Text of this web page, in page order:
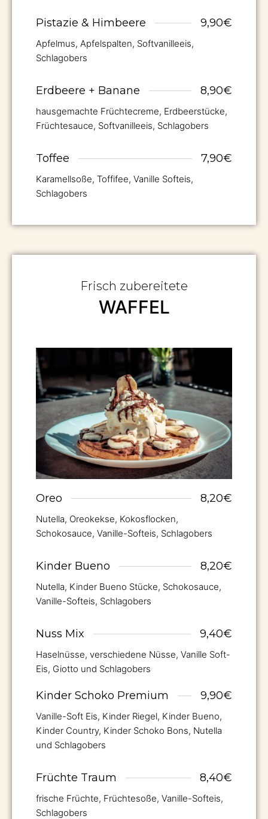
Pistazie & Himbeere 9,90€
Apfelmus, Apfelspalten, Softvanilleeis,
Schlagobers
Erdbeere + Banane 8,90€
hausgemachte Früchtecreme, Erdbeerstücke,
Früchtesauce, Softvanilleeis, Schlagobers
Toffee 7,90€
Karamellsoße, Toffifee, Vanille Softeis,
Schlagobers
Frisch zubereitete
WAFFEL
Oreo 8,20€
Nutella, Oreokekse, Kokosflocken,
Schokosauce, Vanille-Softeis, Schlagobers
Kinder Bueno 8,20€
Nutella, Kinder Bueno Stücke, Schokosauce,
Vanille-Softeis, Schlagobers
Nuss Mix 9,40€
Haselnüsse, verschiedene Nüsse, Vanille Soft-
Eis, Giotto und Schlagobers
Kinder Schoko Premium 9,90€
Vanille-Soft Eis, Kinder Riegel, Kinder Bueno,
Kinder Country, Kinder Schoko Bons, Nutella
und Schlagobers
Früchte Traum 8,40€
frische Früchte, Früchtesoße, Vanille-Softeis,
Schlagobers